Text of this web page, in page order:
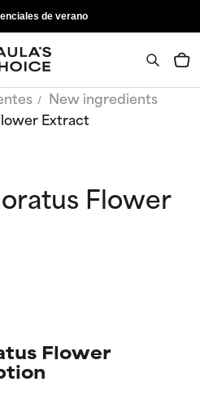
de verano
New ingredients
Extract
Flower
Flower